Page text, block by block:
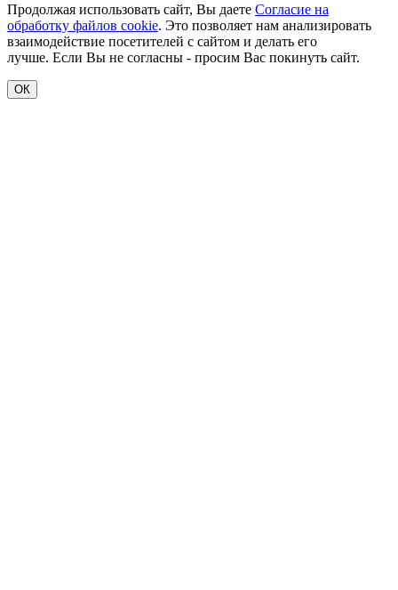
Продолжая использовать сайт, Вы даете Согласие на
обработку файлов cookie. Это позволяет нам анализировать
взаимодействие посетителей с сайтом и делать его
лучше. Если Вы не согласны - просим Вас покинуть сайт.
ОК